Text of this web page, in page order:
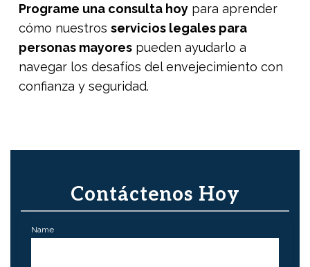
Programe una consulta hoy para aprender
cómo nuestros servicios legales para
personas mayores pueden ayudarlo a
navegar los desafíos del envejecimiento con
confianza y seguridad.
Contáctenos Hoy
Name